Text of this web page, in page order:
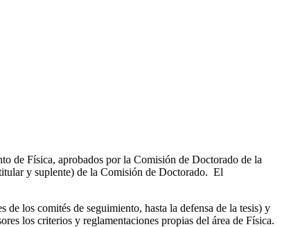
de Física, aprobados por la Comisión de Doctorado de la
y suplente) de la Comisión de Doctorado. El
los comités de seguimiento, hasta la defensa de la tesis) y
los criterios y reglamentaciones propias del área de Física.